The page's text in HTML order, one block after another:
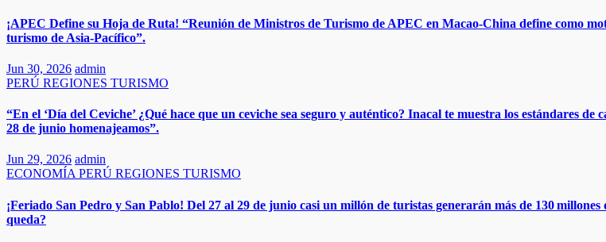
¡APEC Define su Hoja de Ruta! “Reunión de Ministros de Turismo de APEC en Macao-China define como
turismo de Asia‑Pacífico”.
Jun 30, 2026 admin
PERÚ REGIONES TURISMO
“En el ‘Día del Ceviche’ ¿Qué hace que un ceviche sea seguro y auténtico? Inacal te muestra los estándares
28 de junio homenajeamos”.​​
Jun 29, 2026 admin
ECONOMÍAPERÚ REGIONES TURISMO
¡Feriado San Pedro y San Pablo! Del 27 al 29 de junio casi un millón de turistas generarán más de 130
queda?​